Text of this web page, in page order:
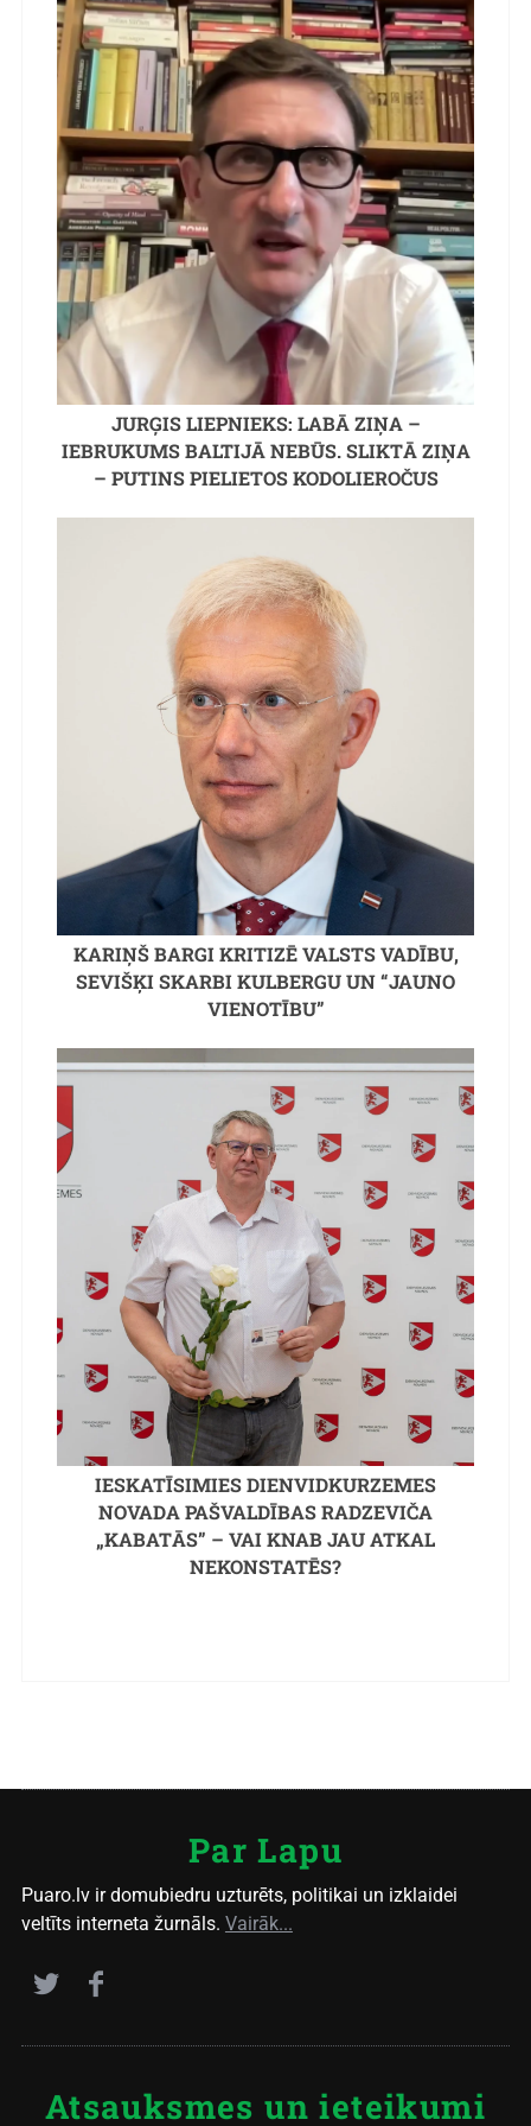
JURĢIS LIEPNIEKS: LABĀ ZIŅA –
IEBRUKUMS BALTIJĀ NEBŪS. SLIKTĀ ZIŅA
– PUTINS PIELIETOS KODOLIEROČUS
KARIŅŠ BARGI KRITIZĒ VALSTS VADĪBU,
SEVIŠĶI SKARBI KULBERGU UN “JAUNO
VIENOTĪBU”
IESKATĪSIMIES DIENVIDKURZEMES
NOVADA PAŠVALDĪBAS RADZEVIČA
„KABATĀS” – VAI KNAB JAU ATKAL
NEKONSTATĒS?
Par Lapu
Puaro.lv ir domubiedru uzturēts, politikai un izklaidei
veltīts interneta žurnāls. Vairāk...
Atsauksmes un ieteikumi